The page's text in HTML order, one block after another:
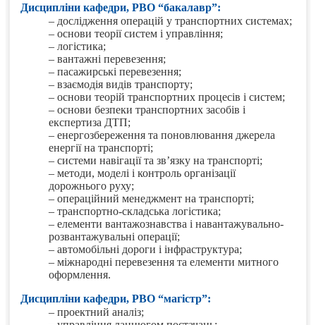
Дисципліни кафедри, РВО “бакалавр”:
– дослідження операцій у транспортних системах;
– основи теорії систем і управління;
– логістика;
– вантажні перевезення;
– пасажирські перевезення;
– взаємодія видів транспорту;
– основи теорій транспортних процесів і систем;
– основи безпеки транспортних засобів і
експертиза ДТП;
– енергозбереження та поновлювання джерела
енергії на транспорті;
– системи навігації та зв’язку на транспорті;
– методи, моделі і контроль організації
дорожнього руху;
– операційний менеджмент на транспорті;
– транспортно-складська логістика;
– елементи вантажознавства і навантажувально-
розвантажувальні операції;
– автомобільні дороги і інфраструктура;
– міжнародні перевезення та елементи митного
оформлення.
Дисципліни кафедри, РВО “магістр”:
– проектний аналіз;